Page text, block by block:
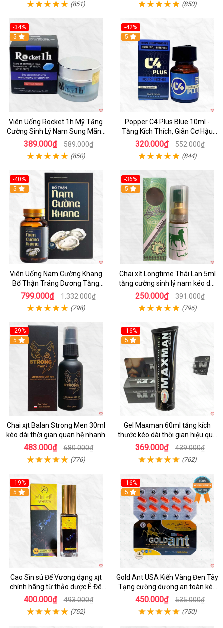
(851) (850)
-34%
5
Viên Uống Rocket 1h Mỹ Tăng
Cường Sinh Lý Nam Sung Mãnh
Cương Dương
389.000₫ 589.000₫
(850)
-42%
5
Popper C4 Plus Blue 10ml -
Tăng Kích Thích, Giãn Cơ Hậu
Môn
320.000₫ 552.000₫
(844)
-40%
5
Viên Uống Nam Cường Khang
Bổ Thận Tráng Dương Tăng
Cường Sinh Lý Nam
799.000₫ 1.332.000₫
(798)
-36%
5
Chai xịt Longtime Thái Lan 5ml
tăng cường sinh lý nam kéo dài
quan hệ
250.000₫ 391.000₫
(796)
-29%
5
Chai xịt Balan Strong Men 30ml
kéo dài thời gian quan hệ nhanh
483.000₫ 680.000₫
(776)
-16%
5
Gel Maxman 60ml tăng kích
thước kéo dài thời gian hiệu quả
cho nam
369.000₫ 439.000₫
(762)
-19%
5
Cao Sìn sú Đế Vương dạng xịt
chính hãng từ thảo dược Ê Đê
Việt Nam
400.000₫ 493.000₫
(752)
-16%
5
Gold Ant USA Kiến Vàng Đen Tây
Tạng cường dương an toàn kéo
dài
450.000₫ 535.000₫
(750)